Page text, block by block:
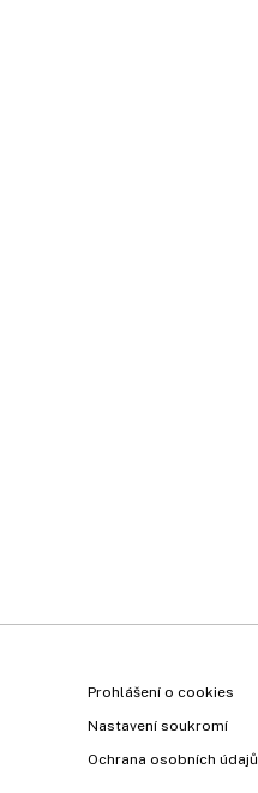
Prohlášení o cookies
Nastavení soukromí
Ochrana osobních údajů